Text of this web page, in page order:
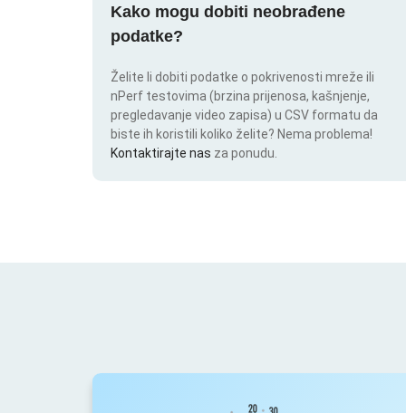
Kako mogu dobiti neobrađene
podatke?
Želite li dobiti podatke o pokrivenosti mreže ili
nPerf testovima (brzina prijenosa, kašnjenje,
pregledavanje video zapisa) u CSV formatu da
biste ih koristili koliko želite? Nema problema!
Kontaktirajte nas za ponudu.